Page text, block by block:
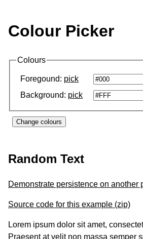
Colour Picker
Colours
Foregound: pick
Background: pick
Random Text
Demonstrate persistence on another
Source code for this example (zip)
Lorem ipsum dolor sit amet,
Praesent at velit non massa semper